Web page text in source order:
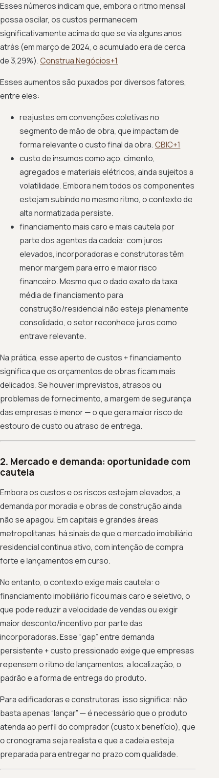
Esses números indicam que, embora o ritmo mensal
possa oscilar, os custos permanecem
significativamente acima do que se via alguns anos
atrás (em março de 2024, o acumulado era de cerca
de 3,29%).Construa Negócios+1
Esses aumentos são puxados por diversos fatores,
entre eles:
reajustes em convenções coletivas no
segmento de mão de obra, que impactam de
forma relevante o custo final da obra.CBIC+1
custo de insumos como aço, cimento,
agregados e materiais elétricos, ainda sujeitos a
volatilidade. Embora nem todos os componentes
estejam subindo no mesmo ritmo, o contexto de
alta normatizada persiste.
financiamento mais caro e mais cautela por
parte dos agentes da cadeia: com juros
elevados, incorporadoras e construtoras têm
menor margem para erro e maior risco
financeiro. Mesmo que o dado exato da taxa
média de financiamento para
construção/residencial não esteja plenamente
consolidado, o setor reconhece juros como
entrave relevante.
Na prática, esse aperto de custos + financiamento
significa que os orçamentos de obras ficam mais
delicados. Se houver imprevistos, atrasos ou
problemas de fornecimento, a margem de segurança
das empresas é menor — o que gera maior risco de
estouro de custo ou atraso de entrega.
2. Mercado e demanda: oportunidade com
cautela
Embora os custos e os riscos estejam elevados, a
demanda por moradia e obras de construção ainda
não se apagou. Em capitais e grandes áreas
metropolitanas, há sinais de que o mercado imobiliário
residencial continua ativo, com intenção de compra
forte e lançamentos em curso.
No entanto, o contexto exige mais cautela: o
financiamento imobiliário ficou mais caro e seletivo, o
que pode reduzir a velocidade de vendas ou exigir
maior desconto/incentivo por parte das
incorporadoras. Esse “gap” entre demanda
persistente + custo pressionado exige que empresas
repensem o ritmo de lançamentos, a localização, o
padrão e a forma de entrega do produto.
Para edificadoras e construtoras, isso significa: não
basta apenas “lançar” — é necessário que o produto
atenda ao perfil do comprador (custo x benefício), que
o cronograma seja realista e que a cadeia esteja
preparada para entregar no prazo com qualidade.